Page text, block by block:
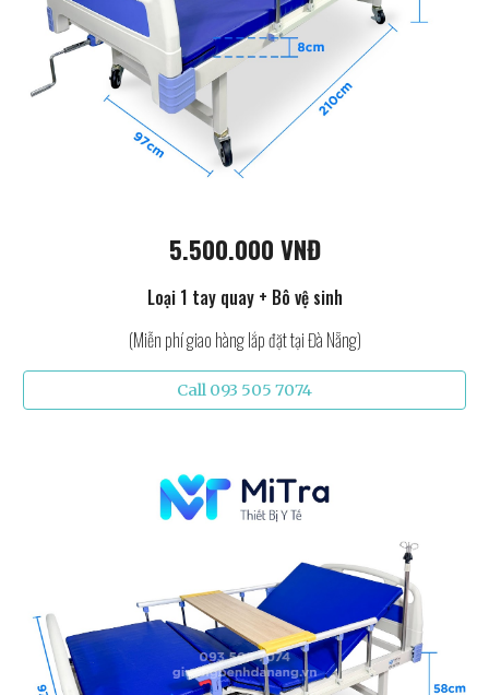
5.500.000 VNĐ
Loại 1 tay quay + Bô vệ sinh
(Miễn phí giao hàng lắp đặt tại Đà Nẵng)
Call 093 505 7074